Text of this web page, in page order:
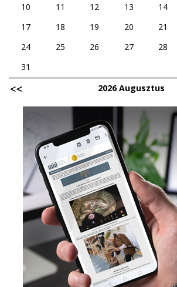
10
11 12 13 14
17
18 19 20 21
24
25 26 27 28
31
2026 Augusztus